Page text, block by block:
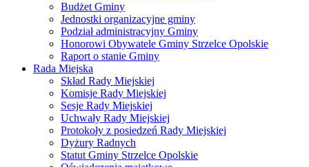
Budżet Gminy
Jednostki organizacyjne gminy
Podział administracyjny Gminy
Honorowi Obywatele Gminy Strzelce Opolskie
Raport o stanie Gminy
Rada Miejska
Skład Rady Miejskiej
Komisje Rady Miejskiej
Sesje Rady Miejskiej
Uchwały Rady Miejskiej
Protokoły z posiedzeń Rady Miejskiej
Dyżury Radnych
Statut Gminy Strzelce Opolskie